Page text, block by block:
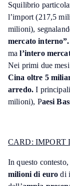
Squilibrio
l’import (217,5
milioni),
mercato interno”.
mal’intero
Nei primi due
Cina oltre 5
arredo. I
milioni), Paesi
CARD: IMPORT
In questo
milioni di euro di